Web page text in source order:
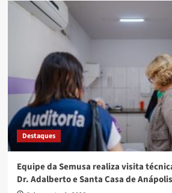
Destaques
Equipe da Semusa realiza visita
Dr. Adalberto e Santa Casa de Anápolis